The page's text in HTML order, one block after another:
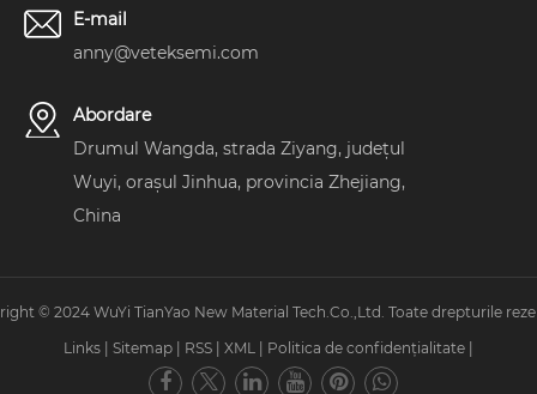
E-mail
anny@veteksemi.com
Abordare
Drumul Wangda, strada Ziyang, județul
Wuyi, orașul Jinhua, provincia Zhejiang,
China
© 2024 WuYi TianYao New Material Tech.Co.,Ltd. Toate drepturile
Links | Sitemap | RSS | XML | Politica de confidențialitate |